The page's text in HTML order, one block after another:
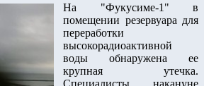
На "Фукусиме-1" в
помещении резервуара для
переработки
высокорадиоактивной
воды обнаружена ее
крупная утечка.
Специалисты накануне